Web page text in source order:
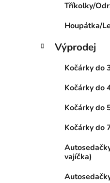
Tříkolky/
Houpátka/
Výprodej
Kočárky do
Kočárky do
Kočárky do
Kočárky do
vajíčka)